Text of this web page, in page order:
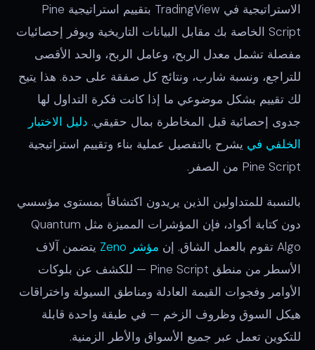
الاستراتيجية في TradingView بتقييم استراتيجية Pine
Script الخاصة بك مقابل البيانات التاريخية ويوفر إحصائيات
مفصلة تشمل معدل الربح، وعامل الربح، والحد الأقصى
للتراجع، ونسبة شارب، ونتائج كل صفقة على حدة. هذا يتيح
لك تقييم بشكل موضوعي ما إذا كانت فكرة التداول لها
جدوى إحصائية قبل المخاطرة بمال حقيقي. دليل الاختبار
الخلفي في يشرح بالتفصيل عملية بناء وتقييم استراتيجية
Pine Script من الصفر.
بالنسبة للمتداولين الذين يريدون اكتشافاً بمستوى مؤسسي
دون كتابة أكواد، فإن المؤشرات المميزة مثل Quantum
Algo تقوم بالعمل الشاق. إن
مؤشر Zeno
يتضمن آلاف
الأسطر من منطق Pine Script — للكشف عن بلوكات
الأوامر وفجوات القيمة العادلة ومناطق السيولة واختراقات
هيكل السوق وظروف الزخم — في طبقة واحدة قابلة
للتكوين تعمل عبر جميع الأسواق والأطر الزمنية.